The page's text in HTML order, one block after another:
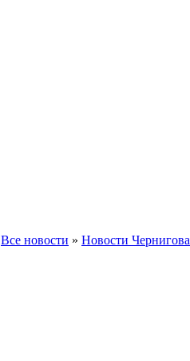
Все новости » Новости Чернигова